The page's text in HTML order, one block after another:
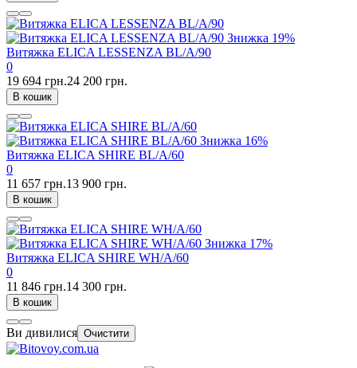
Знижка 19%
Витяжка ELICA LESSENZA BL/A/90
0
19 694 грн.24 200 грн.
В кошик
Знижка 16%
Витяжка ELICA SHIRE BL/A/60
0
11 657 грн.13 900 грн.
В кошик
Знижка 17%
Витяжка ELICA SHIRE WH/A/60
0
11 846 грн.14 300 грн.
В кошик
Ви дивилися Очистити